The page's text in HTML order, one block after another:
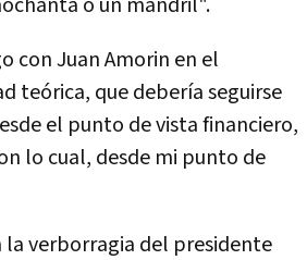
con Juan Amorin en el
teórica, que debería seguirse
el punto de vista financiero,
lo cual, desde mi punto de
la verborragia del presidente